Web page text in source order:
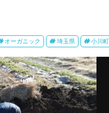
オーガニック 埼玉県 小川町